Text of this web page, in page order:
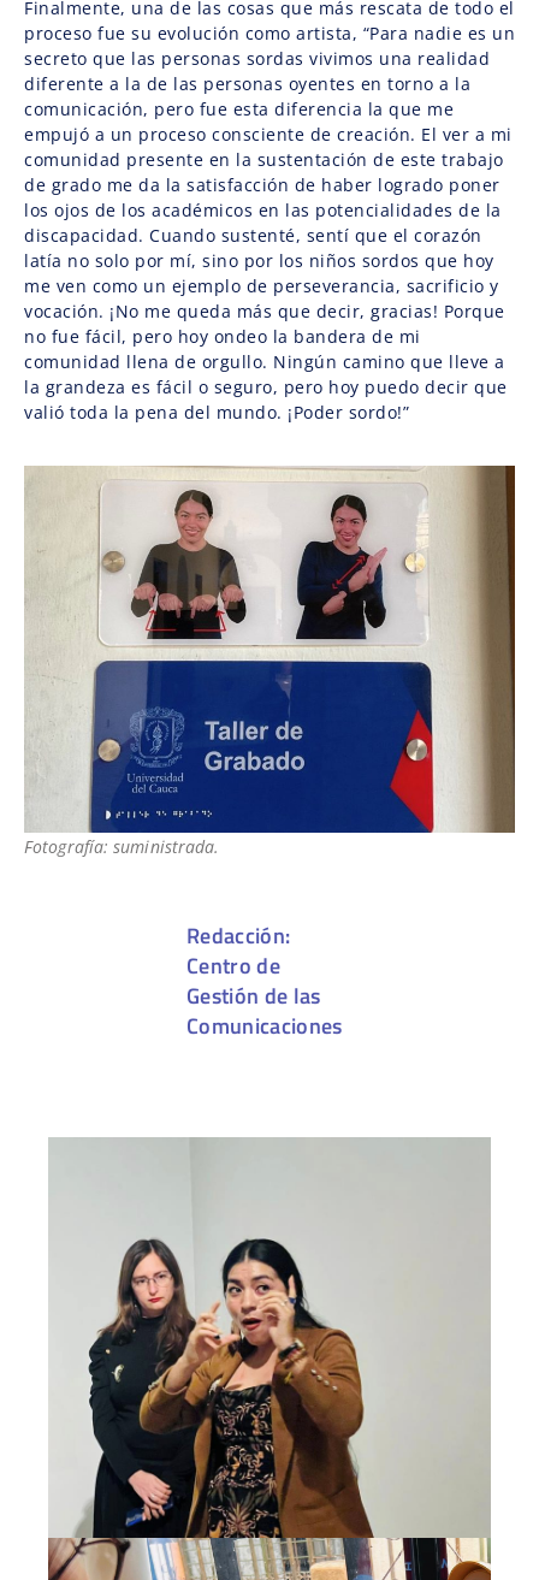
Finalmente, una de las cosas que más rescata de todo el
proceso fue su evolución como artista, “Para nadie es un
secreto que las personas sordas vivimos una realidad
diferente a la de las personas oyentes en torno a la
comunicación, pero fue esta diferencia la que me
empujó a un proceso consciente de creación. El ver a mi
comunidad presente en la sustentación de este trabajo
de grado me da la satisfacción de haber logrado poner
los ojos de los académicos en las potencialidades de la
discapacidad. Cuando sustenté, sentí que el corazón
latía no solo por mí, sino por los niños sordos que hoy
me ven como un ejemplo de perseverancia, sacrificio y
vocación. ¡No me queda más que decir, gracias! Porque
no fue fácil, pero hoy ondeo la bandera de mi
comunidad llena de orgullo. Ningún camino que lleve a
la grandeza es fácil o seguro, pero hoy puedo decir que
valió toda la pena del mundo. ¡Poder sordo!”
Fotografía: suministrada.
Redacción:
Centro de
Gestión de las
Comunicaciones